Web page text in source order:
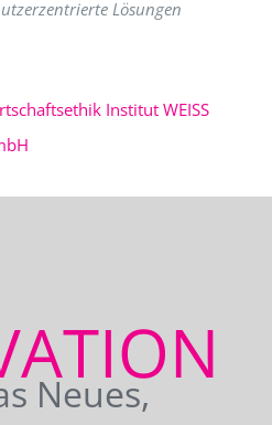
Lösungen
Institut WEISS
Neues,